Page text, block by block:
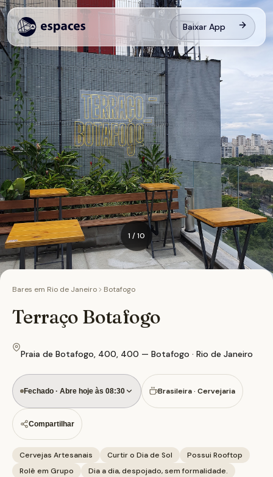
Baixar App
1 /10
Bares em Rio de Janeiro Botafogo
Terraço Botafogo
Praia de Botafogo, 400, 400 — Botafogo · Rio de Janeiro
Fechado · Abre hoje às 08:30 Brasileira · Cervejaria
Compartilhar
Cervejas Artesanais Curtir o Dia de Sol
Possui Rooftop
Rolê em Grupo
Dia a dia, despojado, sem formalidade.